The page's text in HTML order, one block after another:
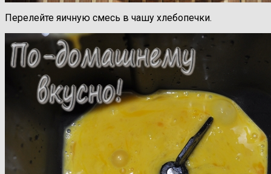
Перелейте яичную смесь в чашу хлебопечки.